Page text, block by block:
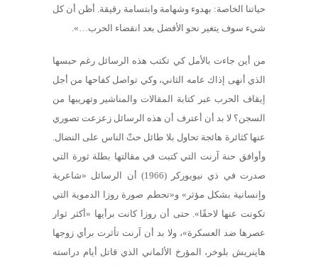
حياتنا الخاصة: بهدوء وشهامة وابتسامة رقيقة. أظن أن كل
شيء سوف يتغير نحو الأفضل بعد انقضاء الحرب…».
من أين جاءت بالأمل كي تكتب هذه الرسائل رغم حبسها
الذي أنهى إذاك عامه الثاني، وكي تواصل كفاحها من أجل
إيقاف الحرب عبر كتابة المقالات والمناشير وتهريبها من
السجن؟ لا بد أن أعترف أن هذه الرسائل زعزعت تصوري
عنها كثائرة هائجة تحاول بلا طائل حثّ الناس على النضال.
وأوافق حنة آرنت التي كتبت في مقالتها بطلة ثورة التي
صدرت في ذي نيويوركر (1966) أن الرسائل «شاعرية
وإنسانية بشكل مؤثر» و«تحطم صورة روزا الدموية التي
تكونت عنها لاحقًا». حتى أن روزا كانت برأيها «أكثر ثوار
عصرها ضد العسكرة»، ولا بد أن آرنت تأثرت برأي زوجها
هاينريش بلوخر، المؤرخ الألماني الذي قاتل أيام دراسته